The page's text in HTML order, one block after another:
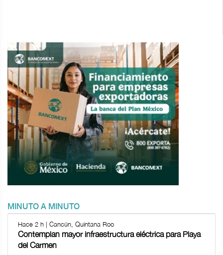
MINUTO A MINUTO
Hace 2 h | Cancún, Quintana Roo
Contemplan mayor infraestructura eléctrica para Playa
del Carmen